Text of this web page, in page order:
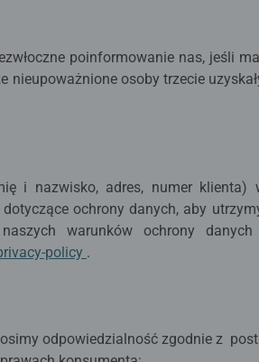
poinformowanie nas, jeśli
nieupoważnione osoby trzecie
i nazwisko, adres, numer klienta)
ochrony danych, aby
warunków ochrony
policy .
odpowiedzialność zgodnie z